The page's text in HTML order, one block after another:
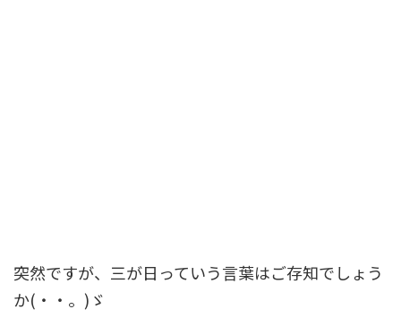
突然ですが、三が日っていう言葉はご存知でしょう
か(・・。)ゞ